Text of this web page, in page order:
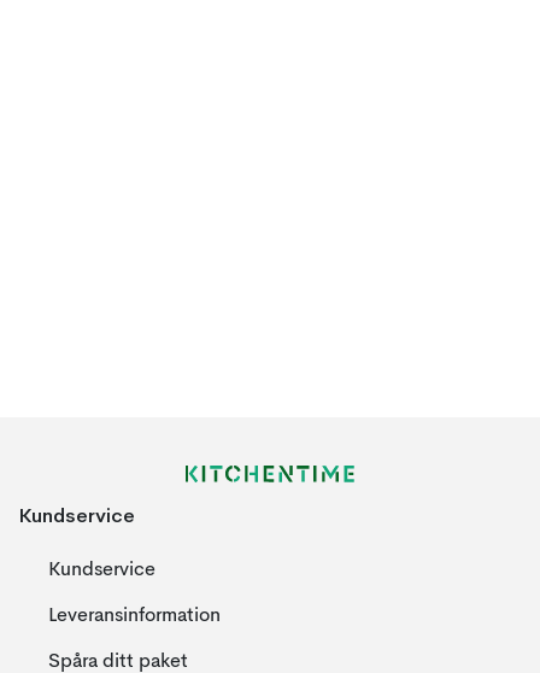
Kundservice
Kundservice
Leveransinformation
Spåra ditt paket